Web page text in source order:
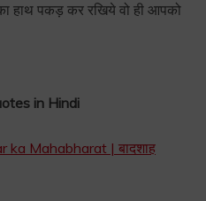
हाथ पकड़ कर रखिये वो ही आपको
in Hindi
ka Mahabharat | बादशाह